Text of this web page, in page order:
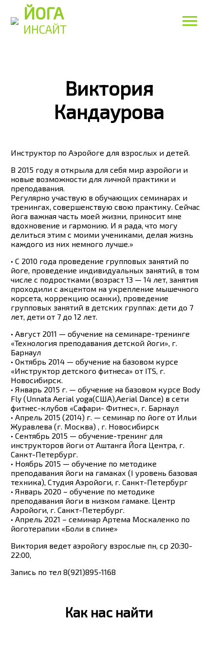
ЙОГА
ИНСАЙТ
Виктория
Кандаурова
Инструктор по Аэройоге для взрослых и детей.
В 2015 году я открыла для себя мир аэройоги и
новые возможности для личной практики и
преподавания.
Регулярно участвую в обучающих семинарах и
тренингах, совершенствую свою практику. Сейчас
йога важная часть моей жизни, приносит мне
вдохновение и гармонию. И я рада, что могу
делиться этим с моими учениками, делая жизнь
каждого из них немного лучше.»
• С 2010 года проведение групповых занятий по
йоге, проведение индивидуальных занятий, в том
числе с подростками (возраст 13 — 14 лет, занятия
проходили с акцентом на укрепление мышечного
корсета, коррекцию осанки), проведение
групповых занятий в детских группах: дети до 7
лет, дети от 7 до 12 лет.
• Август 2011 — обучение на семинаре-тренинге
«Технология преподавания детской йоги», г.
Барнаул
• Октябрь 2014 — обучение на базовом курсе
«Инструктор детского фитнеса» от ITS, г.
Новосибирск.
• Январь 2015 г. — обучение на базовом курсе Body
Fly (Unnata Aerial yoga(США),Aerial Dance) в сети
фитнес-клубов «Сафари- Фитнес», г. Барнаул
• Апрель 2015 (2014) г. — семинар по йоге от Ильи
Журавлева (г. Москва) , г. Новосибирск
• Сентябрь 2015 — обучение-тренинг для
инструкторов йоги от Аштанга Йога Центра, г.
Санкт-Петербург.
• Ноябрь 2015 — обучение по методике
преподавания йоги на гамаках (I уровень базовая
техника), Студия Аэройоги, г. Санкт-Петербург
• Январь 2020 – обучение по методике
преподавания йоги в низком гамаке. Центр
Аэройоги, г. Санкт-Петербург.
• Апрель 2021 – семинар Артема Москаленко по
йоготерапии «Боли в спине»
Виктория ведет аэройогу взрослые пн, ср 20:30-
22:00,
Запись по тел 8(921)895-1168
Как нас найти